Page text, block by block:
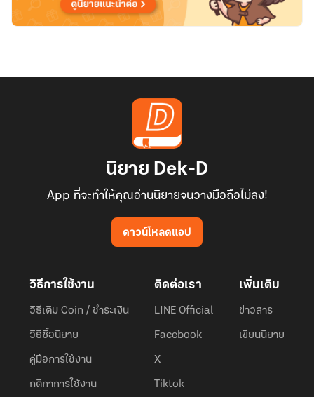
นิยาย Dek-D
App ที่จะทำให้คุณอ่านนิยายจนวางมือถือไม่ลง!
ดาวน์โหลดแอป
วิธีการใช้งาน
วิธีเติม Coin / ชำระเงิน
วิธีซื้อนิยาย
คู่มือการใช้งาน
กติกาการใช้งาน
ติดต่อเรา
LINE Official
Facebook
X
Tiktok
เพิ่มเติม
ข่าวสาร
เขียนนิยาย